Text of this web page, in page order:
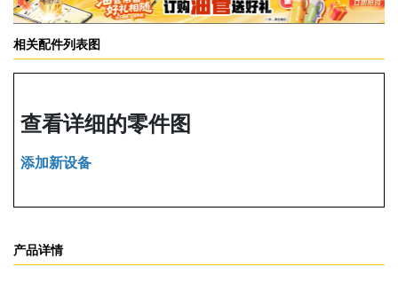
相关配件列表图
查看详细的零件图
添加新设备
产品详情